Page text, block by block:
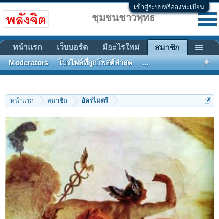
เข้าสู่ระบบหรือลงทะเบียน
หน้าแรก สมาชิก อัครไมตรี
ชุมชนชาวพุทธ
หน้าแรก เว็บบอร์ด มีอะไรใหม่ สมาชิก
Moderators โปรไฟล์ที่ถูกโพสต์ล่าสุด ...